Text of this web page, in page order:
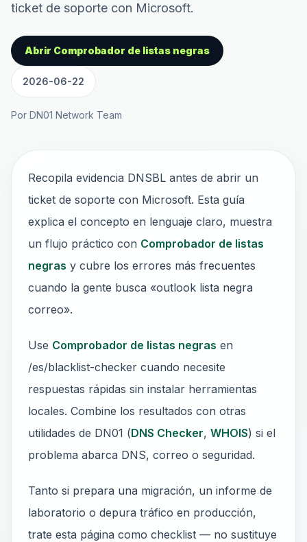
ticket de soporte con Microsoft.
Abrir Comprobador de listas negras
2026-06-22
Por DN01 Network Team
Recopila evidencia DNSBL antes de abrir un
ticket de soporte con Microsoft. Esta guía
explica el concepto en lenguaje claro, muestra
un flujo práctico con Comprobador de listas
negras y cubre los errores más frecuentes
cuando la gente busca «outlook lista negra
correo».
Use Comprobador de listas negras en
/es/blacklist-checker cuando necesite
respuestas rápidas sin instalar herramientas
locales. Combine los resultados con otras
utilidades de DN01 (DNS Checker, WHOIS) si el
problema abarca DNS, correo o seguridad.
Tanto si prepara una migración, un informe de
laboratorio o depura tráfico en producción,
trate esta página como checklist — no sustituye